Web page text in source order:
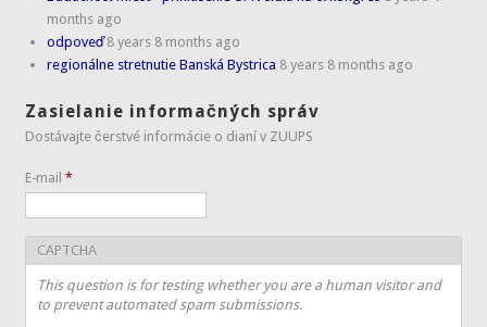
months ago
odpoveď 8 years 8 months ago
regionálne stretnutie Banská Bystrica 8 years 8 months ago
Zasielanie informačných správ
Dostávajte čerstvé informácie o dianí v ZUUPS
E-mail*
CAPTCHA
This question is for testing whether you are a human visitor and
to prevent automated spam submissions.